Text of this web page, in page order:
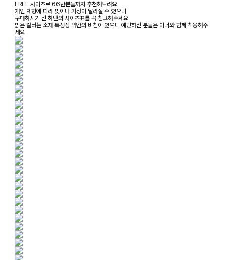
FREE 사이즈로 66반분들까지 추천해드려요
개인 체형에 따라 핏이나 기장이 달라질 수 있으니
구매하시기 전 하단의 사이즈표를 꼭 참고해주세요
밝은 컬러는 소재 특성상 약간의 비침이 있으니 예민하신 분들은 이너와 함께 착용해주
세요